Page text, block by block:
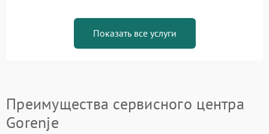
Показать все услуги
Преимущества сервисного центра
Gorenje